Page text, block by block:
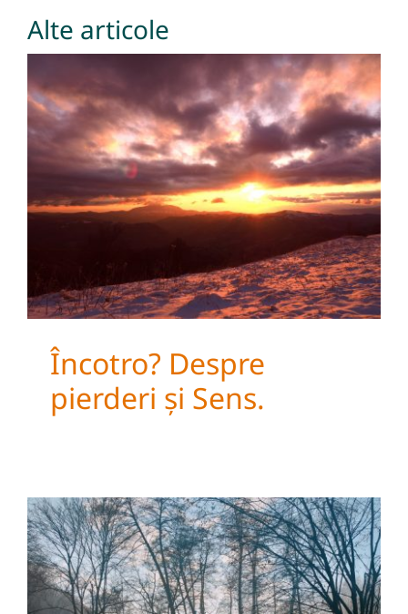
Alte articole
Încotro? Despre pierderi
și Sens.
Încotro? Despre
pierderi și Sens.